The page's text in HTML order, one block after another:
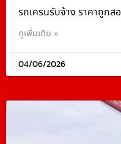
รถเครนรับจ้าง ราคาถูกส
ดูเพิ่มเติม »
04/06/2026